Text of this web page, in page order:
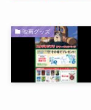
映画グッズ